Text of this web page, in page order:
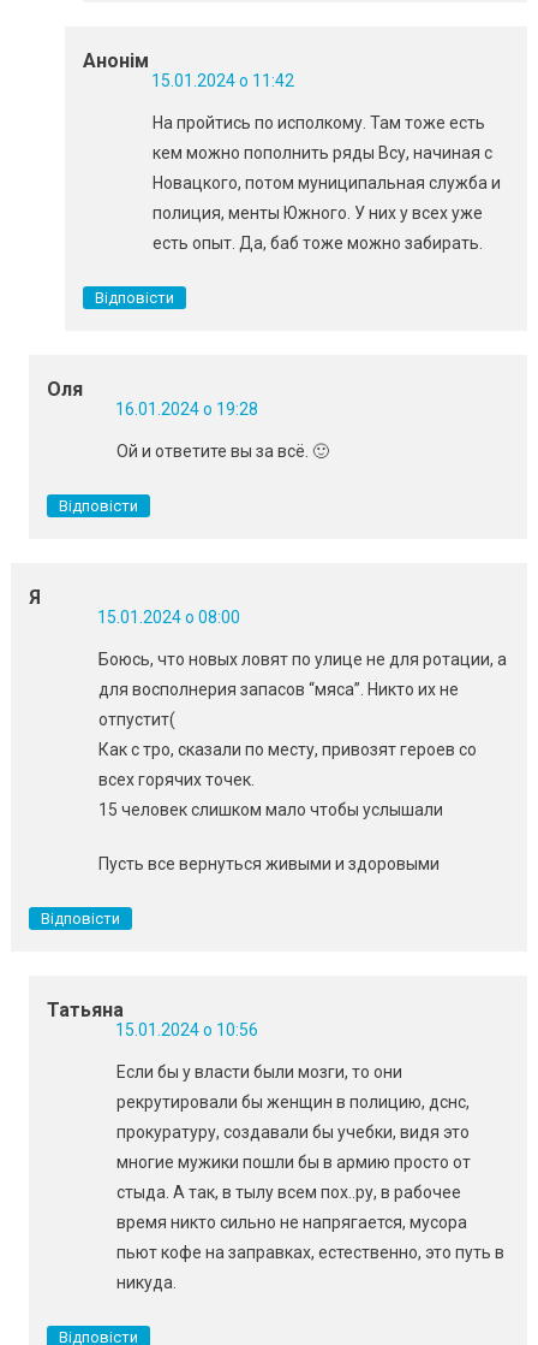
Анонім
15.01.2024 о 11:42
На пройтись по исполкому. Там тоже есть
кем можно пополнить ряды Всу, начиная с
Новацкого, потом муниципальная служба и
полиция, менты Южного. У них у всех уже
есть опыт. Да, баб тоже можно забирать.
Відповісти
Оля
16.01.2024 о 19:28
Ой и ответите вы за всё. 🙂
Відповісти
Я
15.01.2024 о 08:00
Боюсь, что новых ловят по улице не для ротации, а
для восполнерия запасов “мяса”. Никто их не
отпустит(
Как с тро, сказали по месту, привозят героев со
всех горячих точек.
15 человек слишком мало чтобы услышали
Пусть все вернуться живыми и здоровыми
Відповісти
Татьяна
15.01.2024 о 10:56
Если бы у власти были мозги, то они
рекрутировали бы женщин в полицию, дснс,
прокуратуру, создавали бы учебки, видя это
многие мужики пошли бы в армию просто от
стыда. А так, в тылу всем пох..ру, в рабочее
время никто сильно не напрягается, мусора
пьют кофе на заправках, естественно, это путь в
никуда.
Відповісти